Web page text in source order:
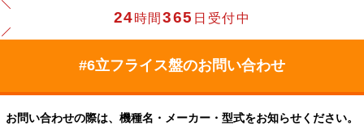
24時間365 日受付中
お問い合わせの際は、機種名・メーカー・型式をお知らせください。